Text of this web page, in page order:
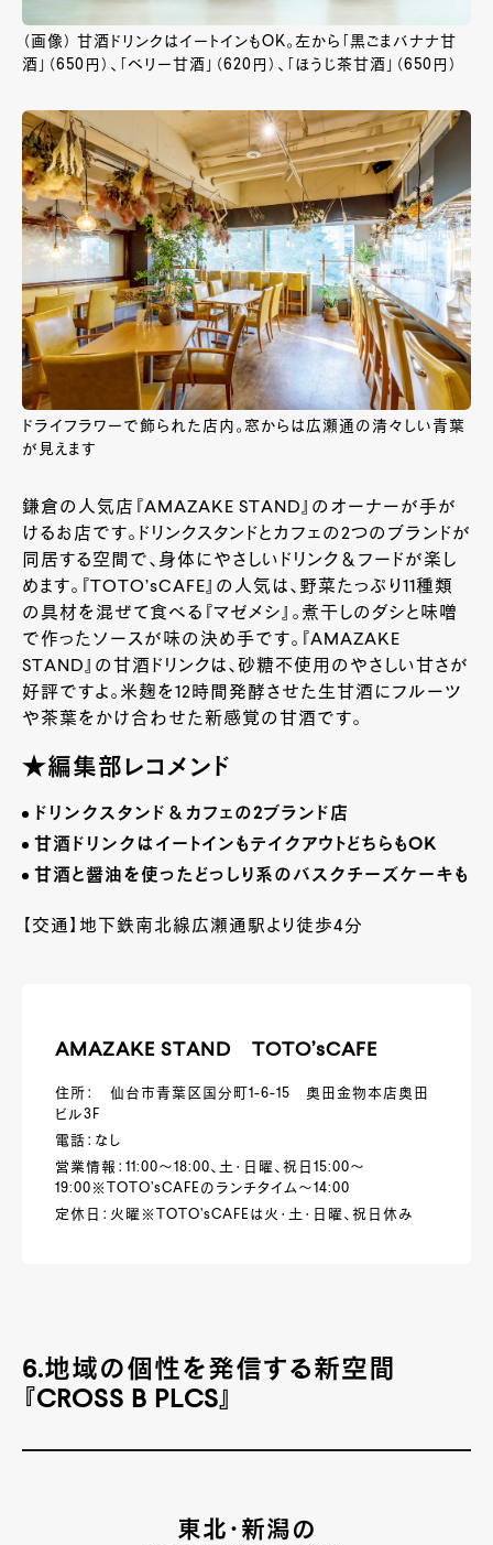
（画像） 甘酒ドリンクはイートインもOK。左から「黒ごまバナナ甘
酒」（650円）、「ベリー甘酒」（620円）、「ほうじ茶甘酒」（650円）
ドライフラワーで飾られた店内。窓からは広瀬通の清々しい青葉
が見えます
鎌倉の人気店『AMAZAKE STAND』のオーナーが手が
けるお店です。ドリンクスタンドとカフェの2つのブランドが
同居する空間で、身体にやさしいドリンク＆フードが楽し
めます。『TOTO’sCAFE』の人気は、野菜たっぷり11種類
の具材を混ぜて食べる『マゼメシ』。煮干しのダシと味噌
で作ったソースが味の決め手です。『AMAZAKE
STAND』の甘酒ドリンクは、砂糖不使用のやさしい甘さが
好評ですよ。米麹を12時間発酵させた生甘酒にフルーツ
や茶葉をかけ合わせた新感覚の甘酒です。
★編集部レコメンド
ドリンクスタンド＆カフェの2ブランド店
甘酒ドリンクはイートインもテイクアウトどちらもOK
甘酒と醤油を使ったどっしり系のバスクチーズケーキも
【交通】地下鉄南北線広瀬通駅より徒歩4分
AMAZAKE STAND TOTO’sCAFE
住所： 仙台市青葉区国分町1-6-15 奥田金物本店奥田
ビル3F
電話：なし
営業情報：11:00～18:00、土・日曜、祝日15:00～
19:00※TOTO’sCAFEのランチタイム～14:00
定休日：火曜※TOTO’sCAFEは火・土・日曜、祝日休み
6.地域の個性を発信する新空間
『CROSS B PLCS』
東北・新潟の